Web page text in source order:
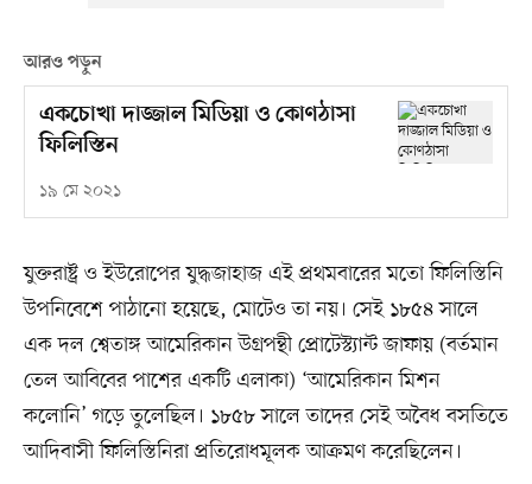
আরও পড়ুন
একচোখা দাজ্জাল মিডিয়া ও কোণঠাসা
ফিলিস্তিন
১৯ মে ২০২১
যুক্তরাষ্ট্র ও ইউরোপের যুদ্ধজাহাজ এই প্রথমবারের মতো ফিলিস্তিনি
উপনিবেশে পাঠানো হয়েছে, মোটেও তা নয়। সেই ১৮৫৪ সালে
এক দল শ্বেতাঙ্গ আমেরিকান উগ্রপন্থী প্রোটেস্ট্যান্ট জাফায় (বর্তমান
তেল আবিবের পাশের একটি এলাকা) ‘আমেরিকান মিশন
কলোনি’ গড়ে তুলেছিল। ১৮৫৮ সালে তাদের সেই অবৈধ বসতিতে
আদিবাসী ফিলিস্তিনিরা প্রতিরোধমূলক আক্রমণ করেছিলেন।